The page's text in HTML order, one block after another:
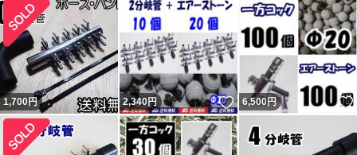
1,700円 2,340円 いいね！
6,500円